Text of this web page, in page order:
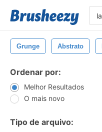
Grunge Abstrato
Ordenar por:
Melhor Resultados
O mais novo
Tipo de arquivo: